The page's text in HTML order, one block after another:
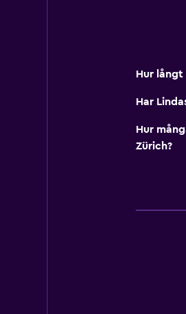
Hur långt
Har
Hur
Zürich?